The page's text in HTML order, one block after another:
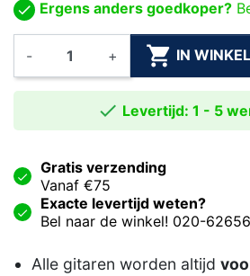
Ergens anders goedkoper?
- +  IN
 Levertijd: 1 - 5
Gratis verzending
Vanaf €75
Exacte levertijd weten?
Bel naar de winkel! 020-
Alle gitaren worden altijd